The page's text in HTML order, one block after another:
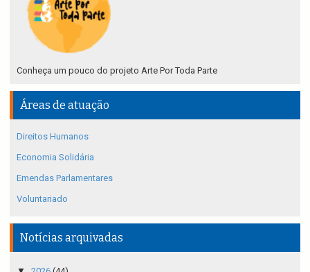
Conheça um pouco do projeto Arte Por Toda Parte
Áreas de atuação
Direitos Humanos
Economia Solidária
Emendas Parlamentares
Voluntariado
Notícias arquivadas